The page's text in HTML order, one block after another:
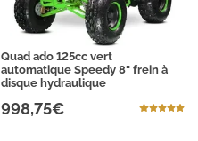
Quad ado 125cc vert
automatique Speedy 8" frein à
disque hydraulique
998,75€